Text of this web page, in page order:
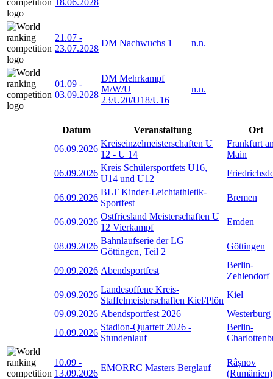
21.07 -
23.07.2028
DM Nachwuchs 1 n.n.
01.09 -
03.09.2028
DM Mehrkampf
M/W/U
23/U20/U18/U16
n.n.
Datum Veranstaltung
Ort
06.09.2026
Kreiseinzelmeisterschaften U
12 - U 14
Frankfurt
Main
06.09.2026
Kreis Schülersportfets U16,
U14 und U12
06.09.2026
BLT Kinder-Leichtathletik-
Sportfest
Bremen
06.09.2026
Ostfriesland Meisterschaften U
12 Vierkampf
Emden
08.09.2026
Bahnlaufserie der LG
Göttingen, Teil 2
Göttingen
09.09.2026 Abendsportfest
Berlin-
Zehlendorf
09.09.2026
Landesoffene Kreis-
Staffelmeisterschaften Kiel/Plön
Kiel
09.09.2026 Abendsportfest 2026
Westerburg
10.09.2026
Stadion-Quartett 2026 -
Stundenlauf
Berlin-
10.09 -
13.09.2026
EMORRC Masters Berglauf
Râșnov
(Rumänien)